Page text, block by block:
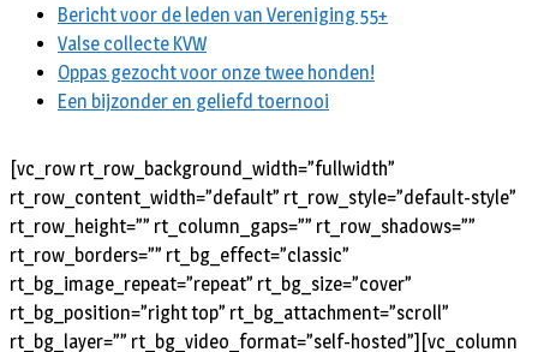
Bericht voor de leden van Vereniging 55+
Valse collecte KVW
Oppas gezocht voor onze twee honden!
Een bijzonder en geliefd toernooi
[vc_row rt_row_background_width=”fullwidth”
rt_row_content_width=”default” rt_row_style=”default-style”
rt_row_height=”” rt_column_gaps=”” rt_row_shadows=””
rt_row_borders=”” rt_bg_effect=”classic”
rt_bg_image_repeat=”repeat” rt_bg_size=”cover”
rt_bg_position=”right top” rt_bg_attachment=”scroll”
rt_bg_layer=”” rt_bg_video_format=”self-hosted”][vc_column